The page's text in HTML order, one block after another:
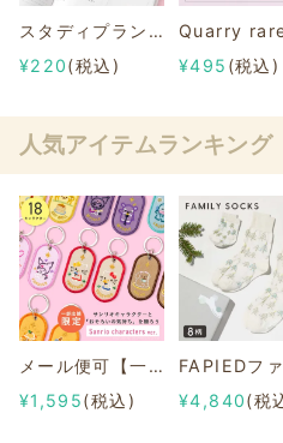
スタディプランナー 手帳用シール
¥220(税込)
¥495 (税込)
人気アイテムランキング
メール便可【一部店舗限定】2/8b PAIR KEY RING Sanrio characters ver.
¥1,595(税込)
¥4,840(税